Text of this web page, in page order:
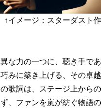
ターダスト作
な力の一つに、聴き手であ
みに築き上げる、その卓越
歌詞は、ステージ上からの
、ファンを嵐が紡ぐ物語の